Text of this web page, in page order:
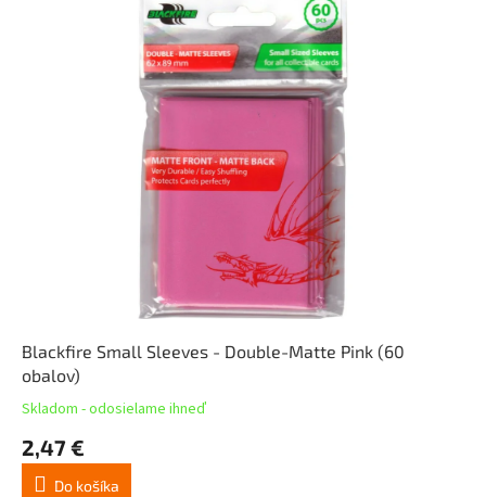
Blackfire Small Sleeves - Double-Matte Pink (60
obalov)
Skladom - odosielame ihneď
2,47 €
Do košíka